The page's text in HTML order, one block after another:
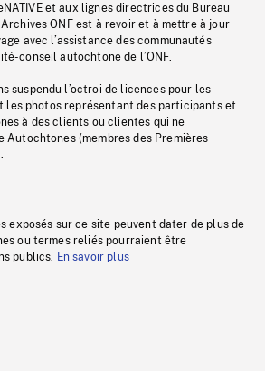
et aux lignes directrices du Bureau
ONF est à revoir et à mettre à jour
avec l’assistance des communautés
conseil autochtone de l’ONF.
suspendu l’octroi de licences pour les
les photos représentant des participants et
à des clients ou clientes qui ne
Autochtones (membres des Premières
exposés sur ce site peuvent dater de plus de
ou termes reliés pourraient être
publics. En savoir plus